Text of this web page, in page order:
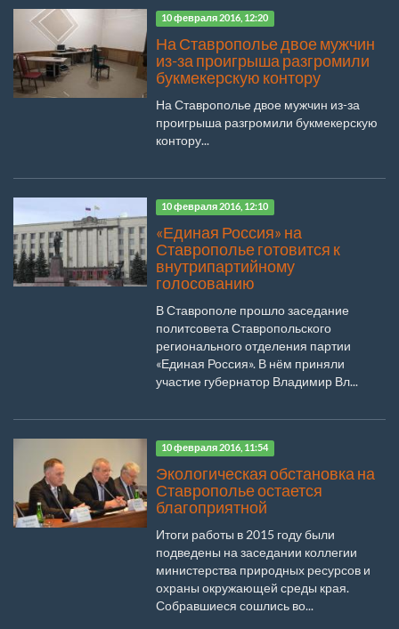
10 февраля 2016, 12:20
На Ставрополье двое мужчин
из-за проигрыша разгромили
букмекерскую контору
На Ставрополье двое мужчин из-за
проигрыша разгромили букмекерскую
контору...
10 февраля 2016, 12:10
«Единая Россия» на
Ставрополье готовится к
внутрипартийному
голосованию
В Ставрополе прошло заседание
политсовета Ставропольского
регионального отделения партии
«Единая Россия». В нём приняли
участие губернатор Владимир Вл...
10 февраля 2016, 11:54
Экологическая обстановка на
Ставрополье остается
благоприятной
Итоги работы в 2015 году были
подведены на заседании коллегии
министерства природных ресурсов и
охраны окружающей среды края.
Собравшиеся сошлись во...